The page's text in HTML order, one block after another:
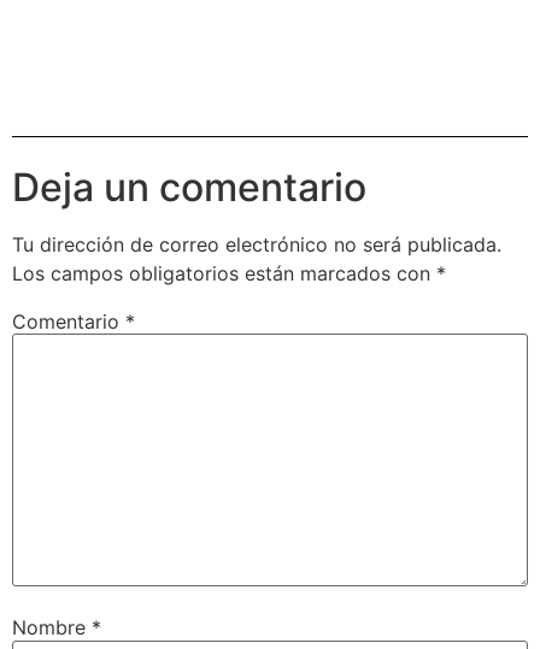
Deja un comentario
Tu dirección de correo electrónico no será publicada.
Los campos obligatorios están marcados con *
Comentario *
Nombre *